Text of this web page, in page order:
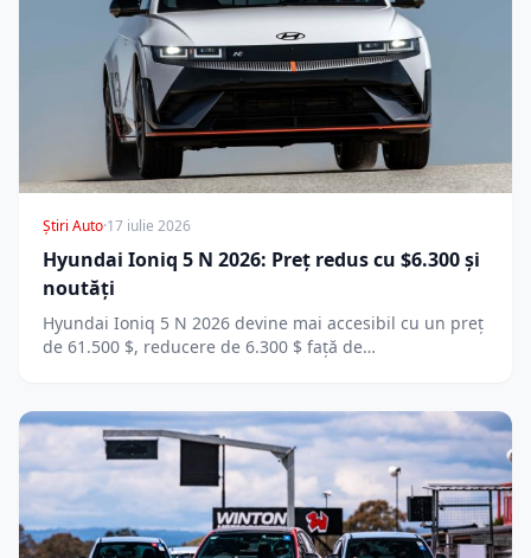
Știri Auto·17 iulie 2026
Hyundai Ioniq 5 N 2026: Preț redus cu $6.300 și
noutăți
Hyundai Ioniq 5 N 2026 devine mai accesibil cu un preț
de 61.500 $, reducere de 6.300 $ față de…